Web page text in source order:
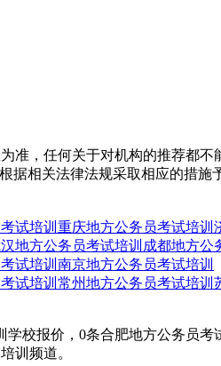
，任何关于对机构的推荐都
相关法律法规采取相应的措
试培训 重庆地方公务员考试培训
地方公务员考试培训 成都地方公
试培训 南京地方公务员考试培训
试培训 常州地方公务员考试培训
校报价，0条合肥地方公务员
训频道。